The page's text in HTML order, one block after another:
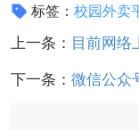
标签：校园外卖
上一条： 目前网络
下一条： 微信公众